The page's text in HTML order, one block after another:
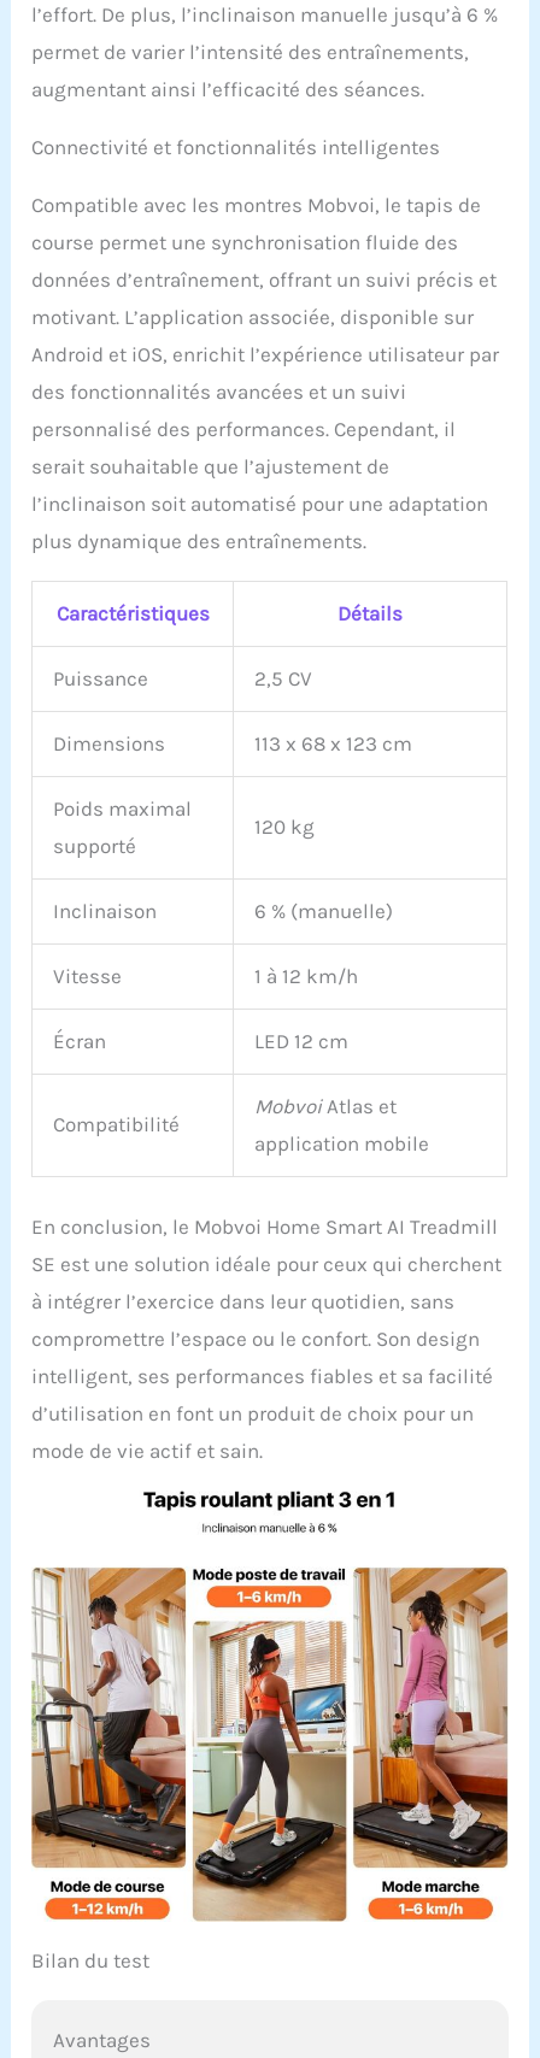
l’effort. De plus, l’inclinaison manuelle jusqu’à 6 %
permet de varier l’intensité des entraînements,
augmentant ainsi l’efficacité des séances.
Connectivité et fonctionnalités intelligentes
Compatible avec les montres Mobvoi, le tapis de
course permet une synchronisation fluide des
données d’entraînement, offrant un suivi précis et
motivant. L’application associée, disponible sur
Android et iOS, enrichit l’expérience utilisateur par
des fonctionnalités avancées et un suivi
personnalisé des performances. Cependant, il
serait souhaitable que l’ajustement de
l’inclinaison soit automatisé pour une adaptation
plus dynamique des entraînements.
Caractéristiques Détails
Puissance 2,5 CV
Dimensions 113 x 68 x 123 cm
Poids maximal
supporté
120 kg
Inclinaison 6 % (manuelle)
Vitesse 1 à 12 km/h
Écran LED 12 cm
Compatibilité
MobvoiAtlas et
application mobile
En conclusion, le Mobvoi Home Smart AI Treadmill
SE est une solution idéale pour ceux qui cherchent
à intégrer l’exercice dans leur quotidien, sans
compromettre l’espace ou le confort. Son design
intelligent, ses performances fiables et sa facilité
d’utilisation en font un produit de choix pour un
mode de vie actif et sain.
Bilan du test
Avantages